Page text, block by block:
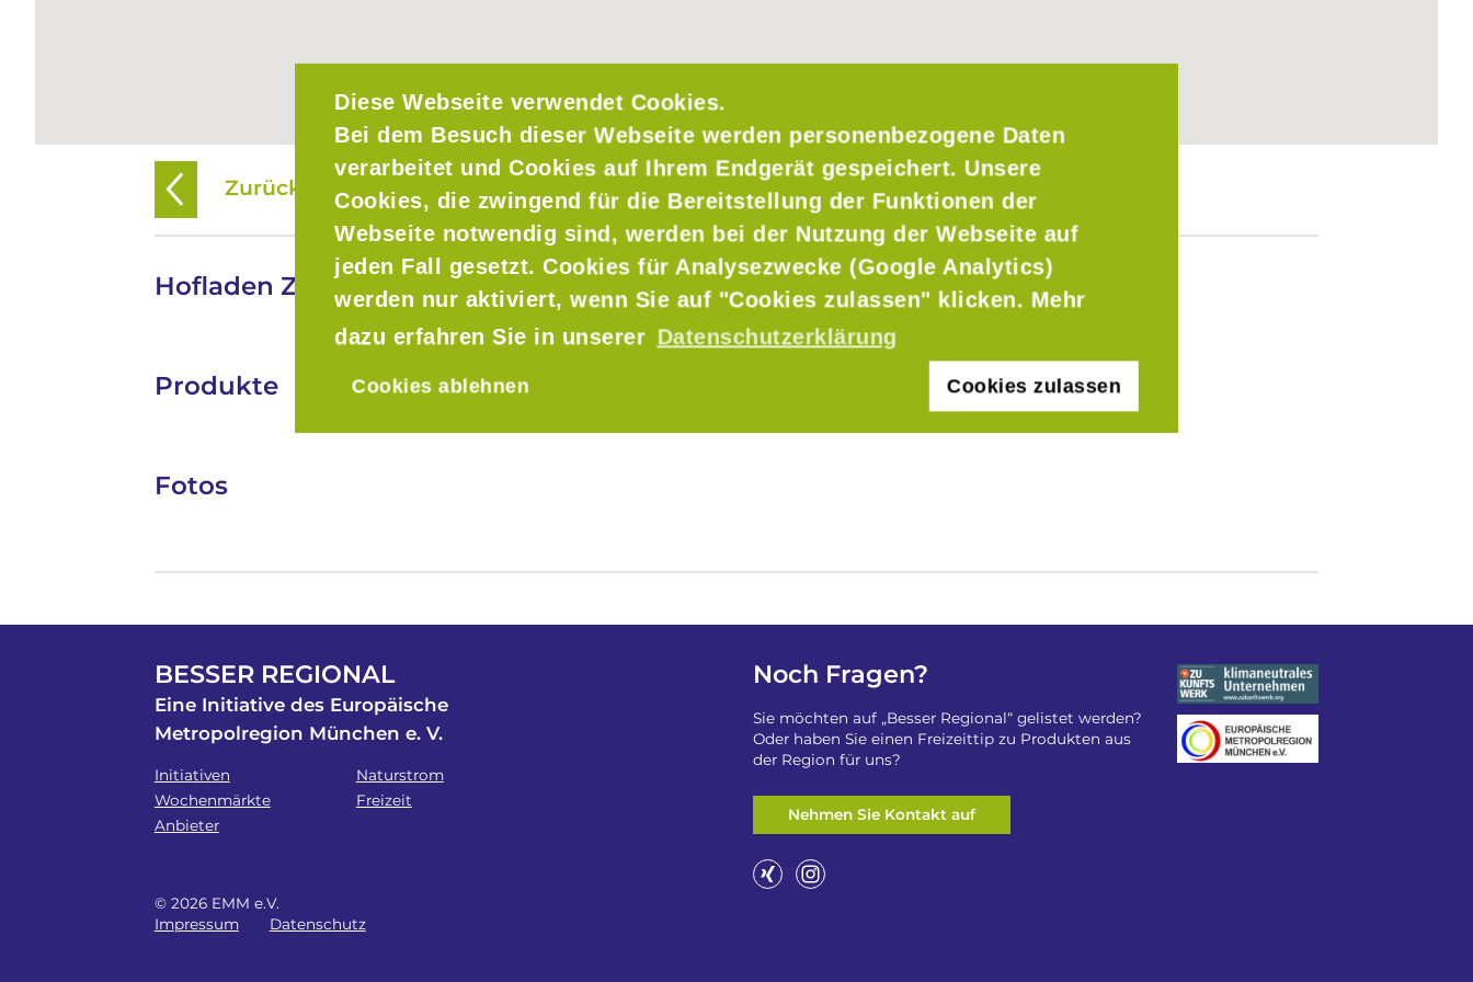
Diese Webseite verwendet Cookies.
Bei dem Besuch dieser Webseite werden personenbezogene Daten
verarbeitet und Cookies auf Ihrem Endgerät gespeichert. Unsere
Cookies, die zwingend für die Bereitstellung der Funktionen der
Webseite notwendig sind, werden bei der Nutzung der Webseite auf
jeden Fall gesetzt. Cookies für Analysezwecke (Google Analytics)
werden nur aktiviert, wenn Sie auf "Cookies zulassen" klicken. Mehr
dazu erfahren Sie in unserer Datenschutzerklärung
Cookies ablehnen Cookies zulassen
Zurück zur Übersicht
Hofladen Zum Bertenbauer
Produkte
Fotos
BESSER REGIONAL
Eine Initiative des Europäische
Metropolregion München e. V.
Initiativen
Wochenmärkte
Anbieter
Naturstrom
Freizeit
© 2026 EMM e.V.
Impressum
Datenschutz
Noch Fragen?
Sie möchten auf „Besser Regional“ gelistet werden?
Oder haben Sie einen Freizeittip zu Produkten aus
der Region für uns?
Nehmen Sie Kontakt auf